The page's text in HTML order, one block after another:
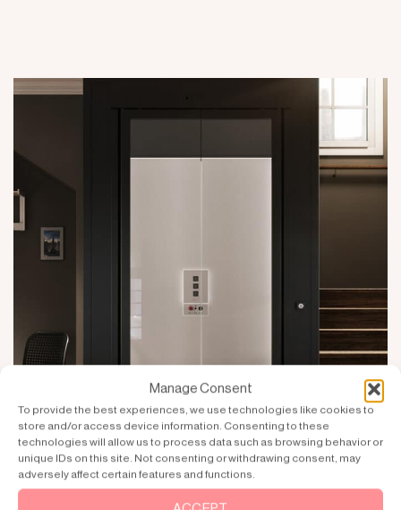
Manage Consent
To provide the best experiences, we use technologies like cookies to
store and/or access device information. Consenting to these
technologies will allow us to process data such as browsing behavior or
unique IDs on this site. Not consenting or withdrawing consent, may
adversely affect certain features and functions.